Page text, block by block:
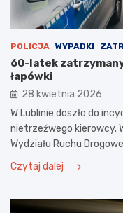
POLICJA WYPADKI
60-latek
łapówki
28 kwietnia 2026
W Lublinie doszło do
nietrzeźwego kierowcy.
Wydziału Ruchu
Czytaj dalej